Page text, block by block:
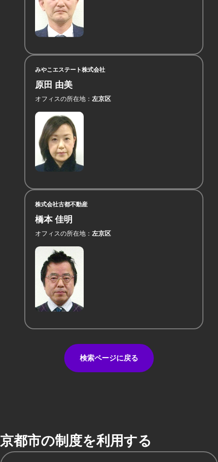
みやこエステート株式会社
原田 由美
オフィスの所在地 左京区
株式会社古都不動産
橋本 佳明
オフィスの所在地 左京区
検索ページに戻る
京都市の制度を利用する